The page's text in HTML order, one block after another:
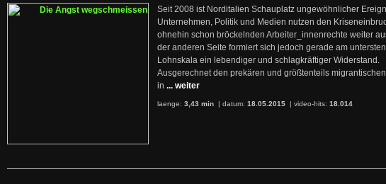
Seit 2008 ist Norditalien Schauplatz ungewöhnlicher
Unternehmen, Politik und Medien nutzen den
ohnehin schon bröckelnden Arbeiter_innenrechte weiter
der anderen Seite formiert sich jedoch gerade am
Lohnskala ein lebendiger und schlagkräftiger Widerstand.
Ausgerechnet den prekären und größtenteils
in ... weiter
laenge: 3,43 min | datum: 18.05.2015 | video-hits: 18.014